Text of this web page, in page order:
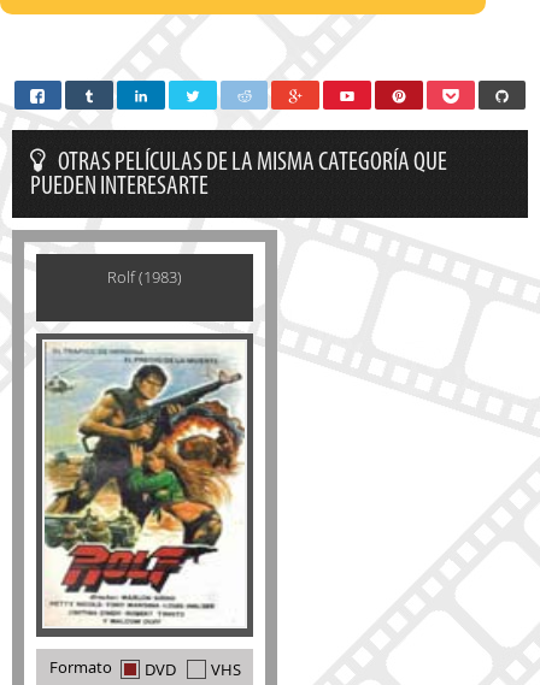
OTRAS PELÍCULAS DE LA MISMA CATEGORÍA QUE
PUEDEN INTERESARTE
Rolf (1983)
Formato DVD VHS